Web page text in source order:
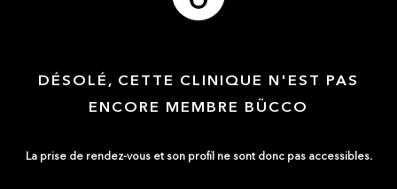
DÉSOLÉ, CETTE CLINIQUE N'EST PAS
ENCORE MEMBRE BÜCCO
La prise de rendez-vous et son profil ne sont donc pas accessibles.